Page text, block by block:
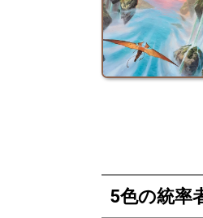
5色の統率